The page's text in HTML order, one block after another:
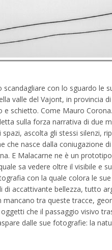
scandagliare con lo sguardo
valle del Vajont, in provincia
e schietto. Come Mauro
sulla forza narrativa di due
ascolta gli stessi silenzi,
che nasce dalla coniugazione
E Malacarne ne è un
sa vedere oltre il visibile
con la quale colora le
di accattivante bellezza, tutto
mancano tra queste tracce,
che il passaggio visivo
dalle sue fotografie: la